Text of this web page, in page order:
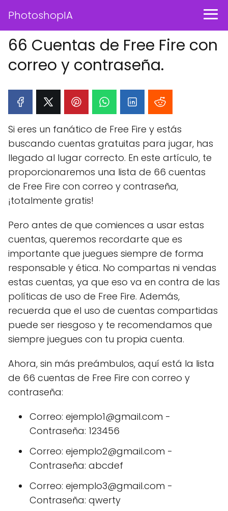
PhotoshopIA
66 Cuentas de Free Fire con
correo y contraseña.
Si eres un fanático de Free Fire y estás
buscando cuentas gratuitas para jugar, has
llegado al lugar correcto. En este artículo, te
proporcionaremos una lista de 66 cuentas
de Free Fire con correo y contraseña,
¡totalmente gratis!
Pero antes de que comiences a usar estas
cuentas, queremos recordarte que es
importante que juegues siempre de forma
responsable y ética. No compartas ni vendas
estas cuentas, ya que eso va en contra de las
políticas de uso de Free Fire. Además,
recuerda que el uso de cuentas compartidas
puede ser riesgoso y te recomendamos que
siempre juegues con tu propia cuenta.
Ahora, sin más preámbulos, aquí está la lista
de 66 cuentas de Free Fire con correo y
contraseña:
Correo: ejemplo1@gmail.com -
Contraseña: 123456
Correo: ejemplo2@gmail.com -
Contraseña: abcdef
Correo: ejemplo3@gmail.com -
Contraseña: qwerty